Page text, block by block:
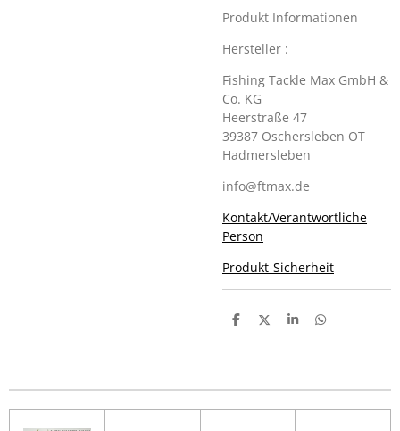
Produkt Informationen
Hersteller :
Fishing Tackle Max GmbH &
Co. KG
Heerstraße 47
39387 Oschersleben OT
Hadmersleben
info@ftmax.de
Kontakt/Verantwortliche
Person
Produkt-Sicherheit
T
n
T
n
T
n
T
n